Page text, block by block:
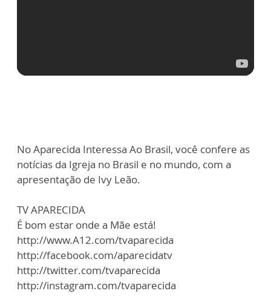
No Aparecida Interessa Ao Brasil, você confere as
notícias da Igreja no Brasil e no mundo, com a
apresentação de Ivy Leão.
TV APARECIDA
É bom estar onde a Mãe está!
http://www.A12.com/tvaparecida
http://facebook.com/aparecidatv
http://twitter.com/tvaparecida
http://instagram.com/tvaparecida